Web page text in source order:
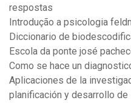
respostas
Introdução a psicologia
Diccionario de
Escola da ponte josé
Como se hace un
Aplicaciones de la
planificación y desarrollo